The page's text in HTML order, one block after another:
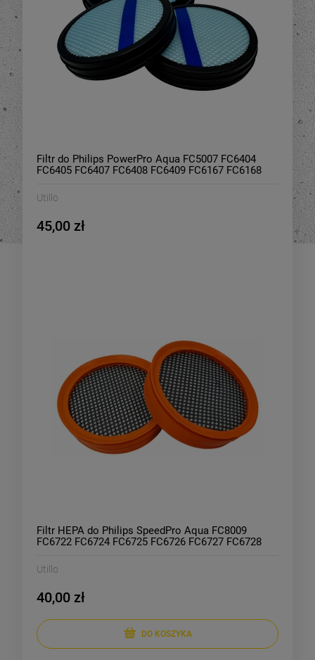
Filtr do Philips PowerPro Aqua FC5007 FC6404
FC6405 FC6407 FC6408 FC6409 FC6167 FC6168
Utillo
45,00 zł
Filtr HEPA do Philips SpeedPro Aqua FC8009
FC6722 FC6724 FC6725 FC6726 FC6727 FC6728
Utillo
40,00 zł
DO KOSZYKA